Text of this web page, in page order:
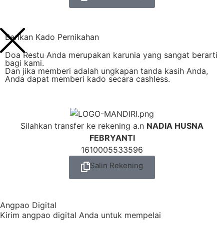
Berikan Kado Pernikahan
Doa Restu Anda merupakan karunia yang sangat berarti
bagi kami.
Dan jika memberi adalah ungkapan tanda kasih Anda,
Anda dapat memberi kado secara cashless.
Silahkan transfer ke rekening a.n NADIA HUSNA
FEBRYANTI
1610005533596
Salin Rekening
Angpao Digital
Kirim angpao digital Anda untuk mempelai